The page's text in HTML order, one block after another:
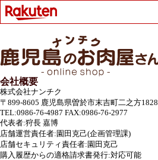
会社概要
株式会社ナンチク
〒899-8605 鹿児島県曽於市末吉町二之方1828
TEL:0986-76-4987 FAX:0986-76-2977
代表者:狩長 嘉博
店舗運営責任者:園田克己(企画管理課)
店舗セキュリティ責任者:園田克己
購入履歴からの適格請求書発行:対応可能